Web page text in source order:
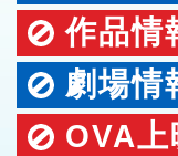
作品情
劇場情
OVA上